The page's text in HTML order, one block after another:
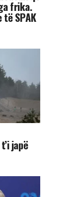
frika.
SPAK
japë